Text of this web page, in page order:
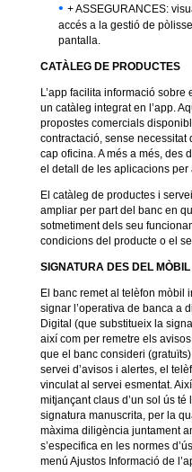
+ ASSEGURANCES:
accés a la gestió de
pantalla.
CATÀLEG DE PRODUCTES
L’app facilita informació
un catàleg integrat en l’app.
propostes comercials
contractació, sense necessitat
cap oficina. A més a més, des
el detall de les aplicacions
El catàleg de productes i
ampliar per part del banc en
sotmetiment dels seu
condicions del producte o el
SIGNATURA DES DEL MÒBIL
El banc remet al telèfon mòbil
signar l’operativa de banca a
Digital (que substitueix la
així com per remetre els
que el banc consideri
servei d’avisos i alertes, el
vinculat al servei esmentat.
mitjançant claus d’un sol ús
signatura manuscrita, per la
màxima diligència juntament
s’especifica en les normes
menú Ajustos Informació de